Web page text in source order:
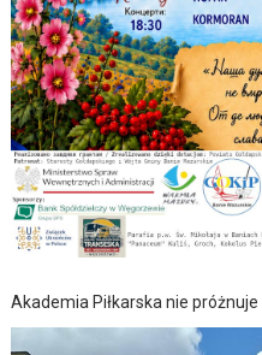
Akademia Piłkarska nie próżnuje